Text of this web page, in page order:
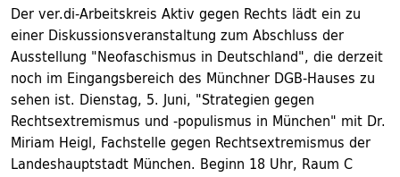
Der ver.di-Arbeitskreis Aktiv gegen Rechts lädt ein zu
einer Diskussionsveranstaltung zum Abschluss der
Ausstellung "Neofaschismus in Deutschland", die derzeit
noch im Eingangsbereich des Münchner DGB-Hauses zu
sehen ist. Dienstag, 5. Juni, "Strategien gegen
Rechtsextremismus und -populismus in München" mit Dr.
Miriam Heigl, Fachstelle gegen Rechtsextremismus der
Landeshauptstadt München. Beginn 18 Uhr, Raum C